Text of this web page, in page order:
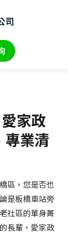
司
家政
專業清
區，您是否也
是板橋車站旁
社區的單身菁
長輩，愛家政